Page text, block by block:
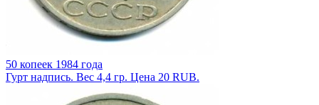
50 копеек 1984 года
Гурт надпись. Вес 4,4 гр. Цена 20 RUB.